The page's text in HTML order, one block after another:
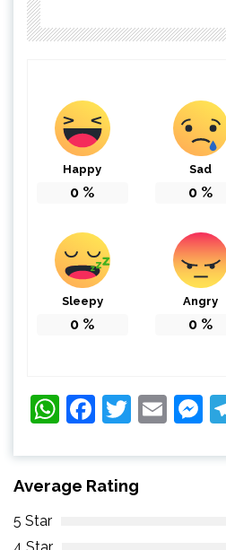
Happy
0 %
Sad
0 %
Sleepy
0 %
Angry
0 %
WhatsApp
Facebook
Twitter
Average Rating
5 Star